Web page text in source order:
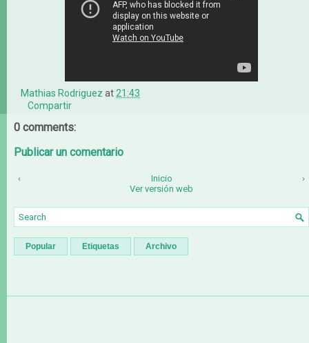
Mathias Rodriguez at 21:43
Compartir
0 comments:
Publicar un comentario
‹ ›
Inicio
Ver versión web
Popular Etiquetas Archivo